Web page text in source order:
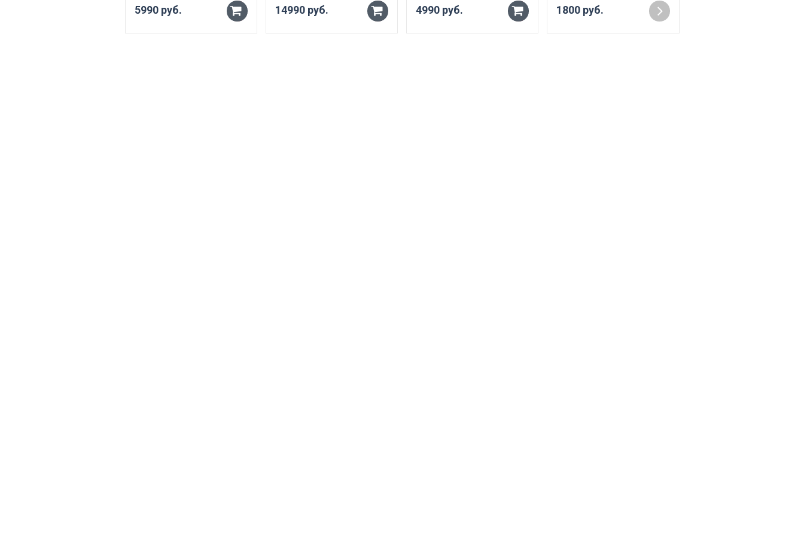
5990 руб. - 14990 руб. -
проводной пульт
4990 руб. - 1800 руб.